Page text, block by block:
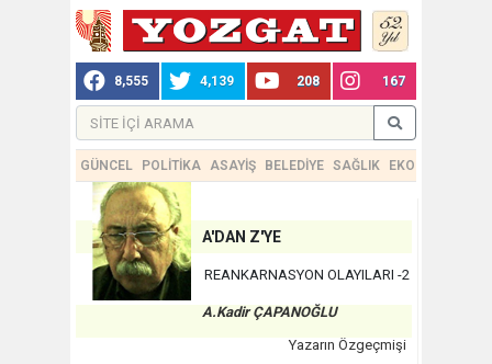
8,555 4,139 208 167
GÜNCEL POLİTİKA ASAYİŞ BELEDİYE SAĞLIK EKONOMİ
A'DAN Z'YE
REANKARNASYON OLAYILARI -2
A.Kadir ÇAPANOĞLU
Yazarın Özgeçmişi